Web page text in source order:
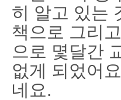
히 알고 있는
책으로 그리
으로 몇달간
없게 되었어
네요.